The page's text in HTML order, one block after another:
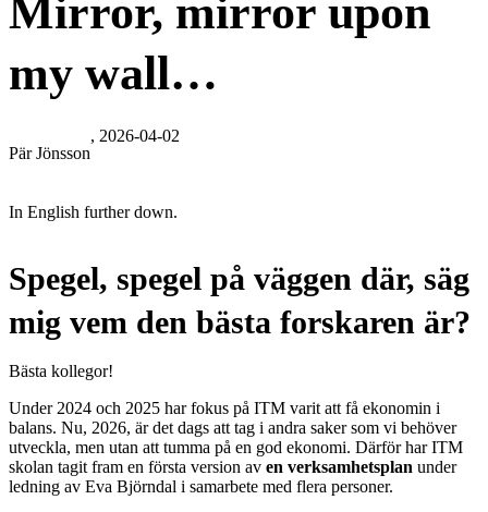
Mirror, mirror upon
my wall…
Pär Jönsson
, 2026-04-02
In English further down.
Spegel, spegel på väggen där, säg
mig vem den bästa forskaren är?
Bästa kollegor!
Under 2024 och 2025 har fokus på ITM varit att få ekonomin i
balans. Nu, 2026, är det dags att tag i andra saker som vi behöver
utveckla, men utan att tumma på en god ekonomi. Därför har ITM
skolan tagit fram en första version av en verksamhetsplan under
ledning av Eva Björndal i samarbete med flera personer.